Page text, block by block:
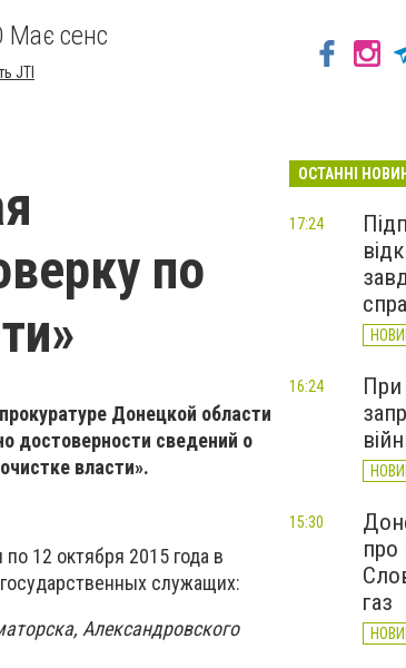
Має сенс
JTI
по
Донецкой области
достоверности сведений о
власти».
12 октября 2015 года в
служащих:
Александровского
ОСТАННІ
17:24
16:24
про
газ
15:30